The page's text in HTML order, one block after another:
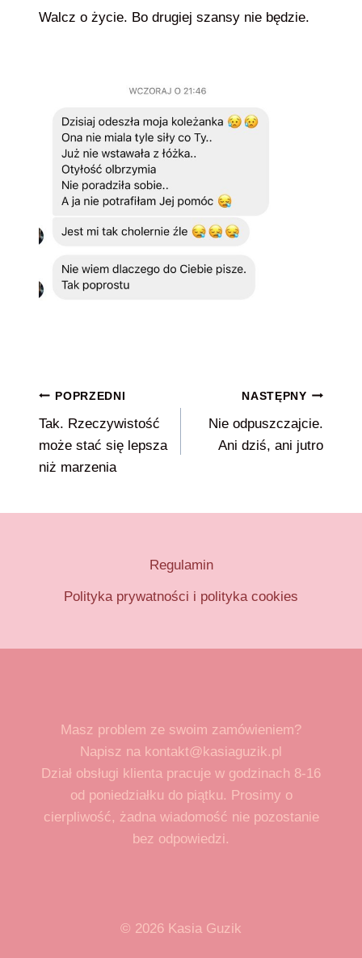
Walcz o życie. Bo drugiej szansy nie będzie.
Nawigacja
wpisu
POPRZEDNI
Tak. Rzeczywistość
może stać się lepsza
niż marzenia
NASTĘPNY
Nie odpuszczajcie.
Ani dziś, ani jutro
Regulamin
Polityka prywatności i polityka cookies
Masz problem ze swoim zamówieniem?
Napisz na kontakt@kasiaguzik.pl
Dział obsługi klienta pracuje w godzinach 8-16
od poniedziałku do piątku. Prosimy o
cierpliwość, żadna wiadomość nie pozostanie
bez odpowiedzi.
© 2026 Kasia Guzik